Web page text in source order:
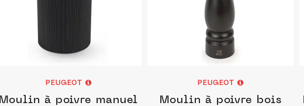
PEUGEOT
Moulin à poivre manuel
PEUGEOT
Moulin à poivre bois